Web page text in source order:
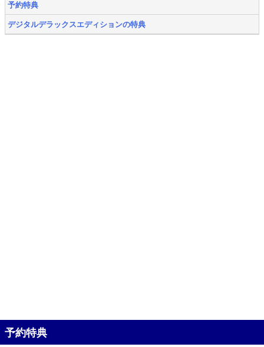
予約特典
デジタルデラックスエディションの特典
予約特典